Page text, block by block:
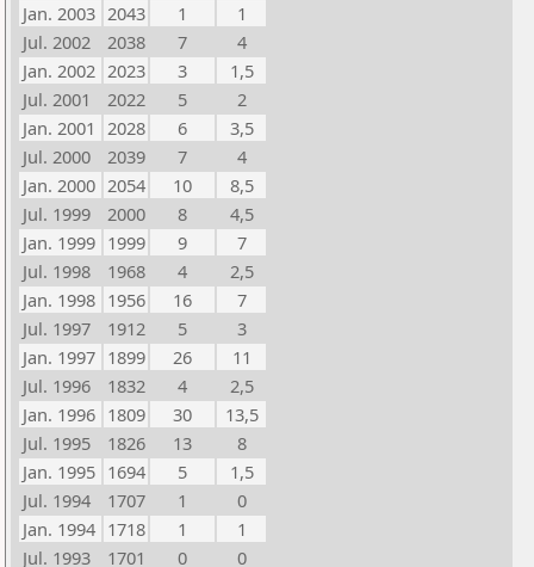
Jan. 2003 2043 1
1
Jul. 2002
2038 7
4
Jan. 2002 2023 3
1,5
Jul. 2001
2022 5
2
Jan. 2001 2028 6
3,5
Jul. 2000
2039 7
4
Jan. 2000 2054 10
8,5
Jul. 1999
2000 8
4,5
Jan. 1999 1999 9
7
Jul. 1998
1968 4
2,5
Jan. 1998 1956 16
7
Jul. 1997
1912 5
3
Jan. 1997 1899 26
11
Jul. 1996
1832 4
2,5
Jan. 1996 1809 30
13,5
Jul. 1995
1826 13
8
Jan. 1995 1694 5
1,5
Jul. 1994
1707 1
0
Jan. 1994 1718 1
1
Jul. 1993
1701 0 0